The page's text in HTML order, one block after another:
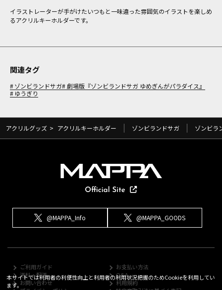
イラストレーターが手がけたいつもと一味違った雰囲気のイラストを楽しめ
るアクリルキーホルダーです。
関連タグ
ゾンビランドサガ 劇場版『ゾンビランドサガ ゆめぎんがパラダイス』
ゆうぎり
アクリルグッズ > アクリルキーホルダー ゾンビランドサガ ゾンビラ
@MAPPA_Info @MAPPA_GOODS
ご利用ガイド
お支払い方法
送料・配送
Q&A
お問い合わせ
利用規約
本サイトでは利用者の利便性向上と利用者の利用状況把握のためCookieを利用してい
ます。